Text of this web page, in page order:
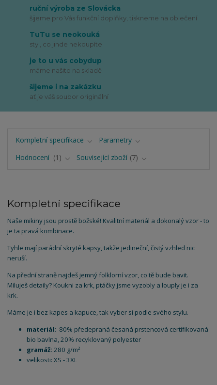
ruční výroba ze Slovácka
šijeme pro Vás funkční doplňky, tiskneme na oblečení
TuTu se neokouká
styl, co jinde nekoupíte
je to u vás cobydup
máme našito na skladě
šijeme i na zakázku
ať je váš soubor originální
Kompletní specifikace
Parametry
Hodnocení
1 Související zboží 7
Kompletní specifikace
Naše mikiny jsou prostě božské! Kvalitní materiál a dokonalý vzor - to
je ta pravá kombinace.
Tyhle mají parádní skryté kapsy, takže jedineční, čistý vzhled nic
neruší.
Na přední straně najdeš jemný folklorní vzor, co tě bude bavit.
Miluješ detaily? Koukni za krk, ptáčky jsme vyzobly a louply je i za
krk.
Máme je i bez kapes a kapuce, tak vyber si podle svého stylu.
materiál: 80% předepraná česaná prstencová certifikovaná
bio bavlna, 20% recyklovaný polyester
gramáž: 280 g/m²
velikosti: XS - 3XL